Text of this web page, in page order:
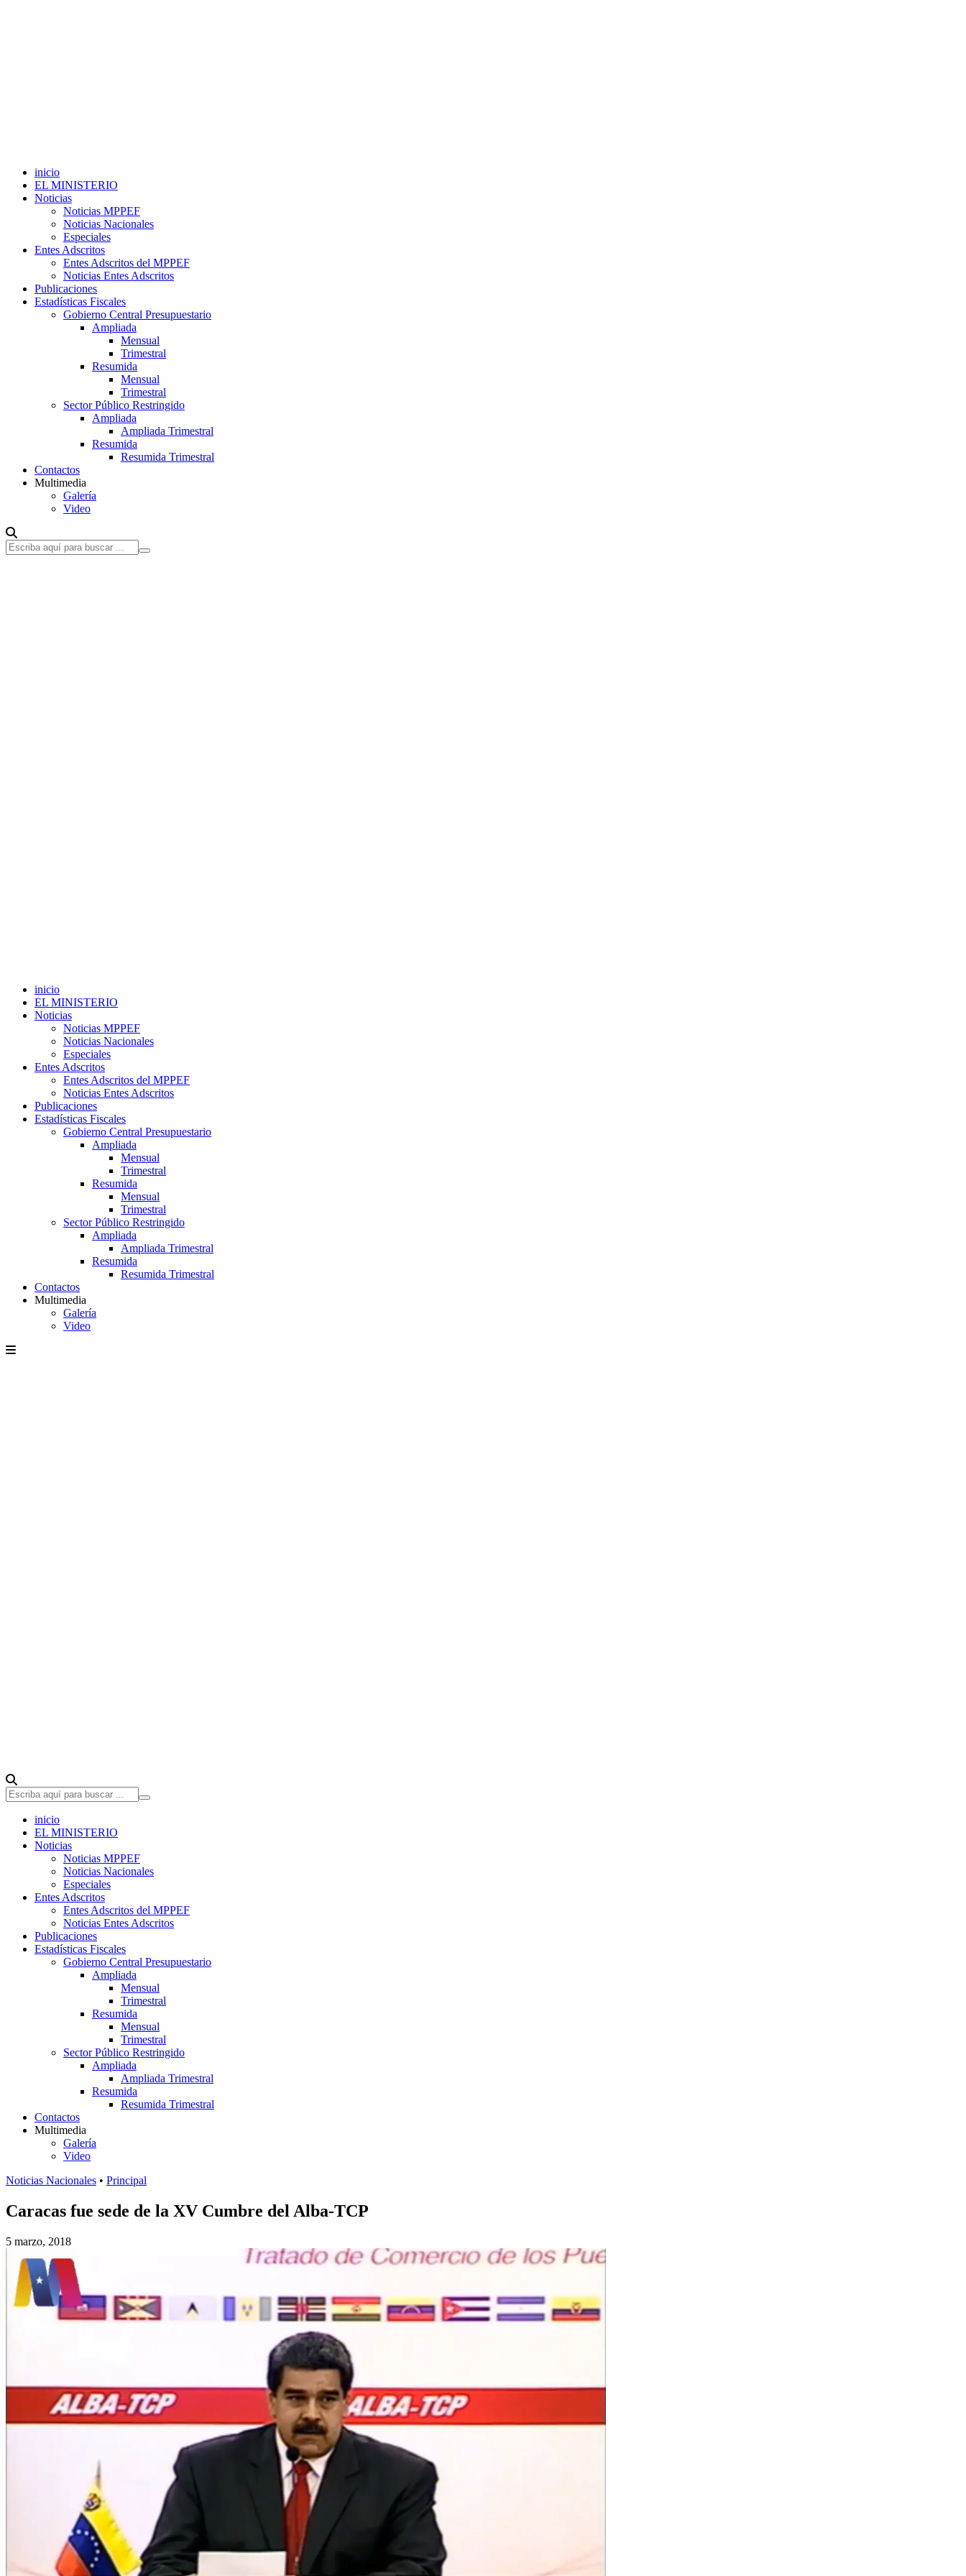
inicio
EL MINISTERIO
Noticias
Noticias MPPEF
Noticias Nacionales
Especiales
Entes Adscritos
Entes Adscritos del MPPEF
Noticias Entes Adscritos
Publicaciones
Estadísticas Fiscales
Gobierno Central Presupuestario
Ampliada
Mensual
Trimestral
Resumida
Mensual
Trimestral
Sector Público Restringido
Ampliada
Ampliada Trimestral
Resumida
Resumida Trimestral
Contactos
Multimedia
Galería
Video
inicio
EL MINISTERIO
Noticias
Noticias MPPEF
Noticias Nacionales
Especiales
Entes Adscritos
Entes Adscritos del MPPEF
Noticias Entes Adscritos
Publicaciones
Estadísticas Fiscales
Gobierno Central Presupuestario
Ampliada
Mensual
Trimestral
Resumida
Mensual
Trimestral
Sector Público Restringido
Ampliada
Ampliada Trimestral
Resumida
Resumida Trimestral
Contactos
Multimedia
Galería
Video
inicio
EL MINISTERIO
Noticias
Noticias MPPEF
Noticias Nacionales
Especiales
Entes Adscritos
Entes Adscritos del MPPEF
Noticias Entes Adscritos
Publicaciones
Estadísticas Fiscales
Gobierno Central Presupuestario
Ampliada
Mensual
Trimestral
Resumida
Mensual
Trimestral
Sector Público Restringido
Ampliada
Ampliada Trimestral
Resumida
Resumida Trimestral
Contactos
Multimedia
Galería
Video
Noticias Nacionales • Principal
Caracas fue sede de la XV Cumbre del Alba-TCP
5 marzo, 2018